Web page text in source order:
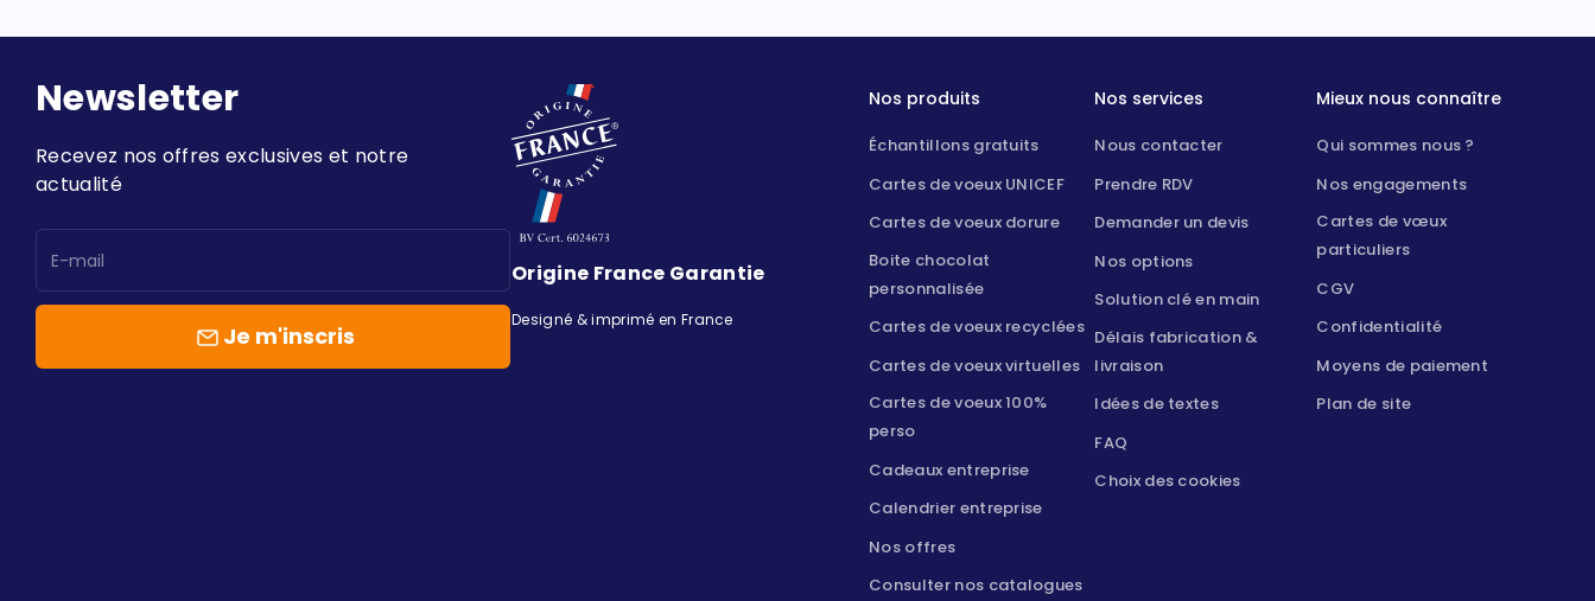
Newsletter
Recevez nos offres exclusives et notre
actualité
E-mail
Je m'inscris
Origine France Garantie
Designé & imprimé en France
Nos produits
Échantillons gratuits
Cartes de voeux UNICEF
Cartes de voeux dorure
Boite chocolat
personnalisée
Cartes de voeux recyclées
Cartes de voeux virtuelles
Cartes de voeux 100%
perso
Cadeaux entreprise
Calendrier entreprise
Nos offres
Consulter nos catalogues
Nos services
Nous contacter
Prendre RDV
Demander un devis
Nos options
Solution clé en main
Délais fabrication &
livraison
Idées de textes
FAQ
Choix des cookies
Mieux nous connaître
Qui sommes nous ?
Nos engagements
Cartes de vœux
particuliers
CGV
Confidentialité
Moyens de paiement
Plan de site